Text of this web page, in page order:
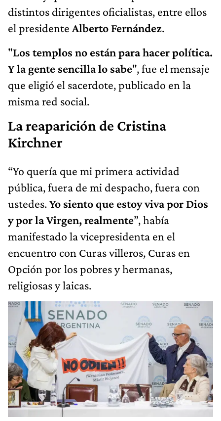
distintos dirigentes oficialistas, entre ellos
el presidente Alberto Fernández.
"Los templos no están para hacer política.
Y la gente sencilla lo sabe", fue el mensaje
que eligió el sacerdote, publicado en la
misma red social.
La reaparición de Cristina
Kirchner
“Yo quería que mi primera actividad
pública, fuera de mi despacho, fuera con
ustedes.Yo siento que estoy viva por Dios
y por la Virgen, realmente”, había
manifestado la vicepresidenta en el
encuentro con Curas villeros, Curas en
Opción por los pobres y hermanas,
religiosas y laicas.